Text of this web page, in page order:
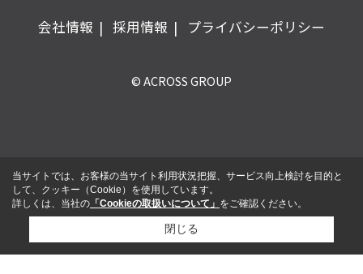
会社情報 採用情報 プライバシーポリシー
© ACROSS GROUP
当サイトでは、お客様の当サイト利用状況把握、サービス向上検討を目的と
して、クッキー（Cookie）を使用しています。
詳しくは、当社の 「Cookieの取扱いについて」 をご確認ください。
閉じる